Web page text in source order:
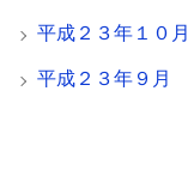
平成２３年１０月
平成２３年９月